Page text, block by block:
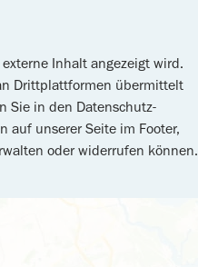
Inhalt angezeigt wird.
Drittplattformen übermittelt
Sie in den Datenschutz-
auf unserer Seite im Footer,
oder widerrufen können.